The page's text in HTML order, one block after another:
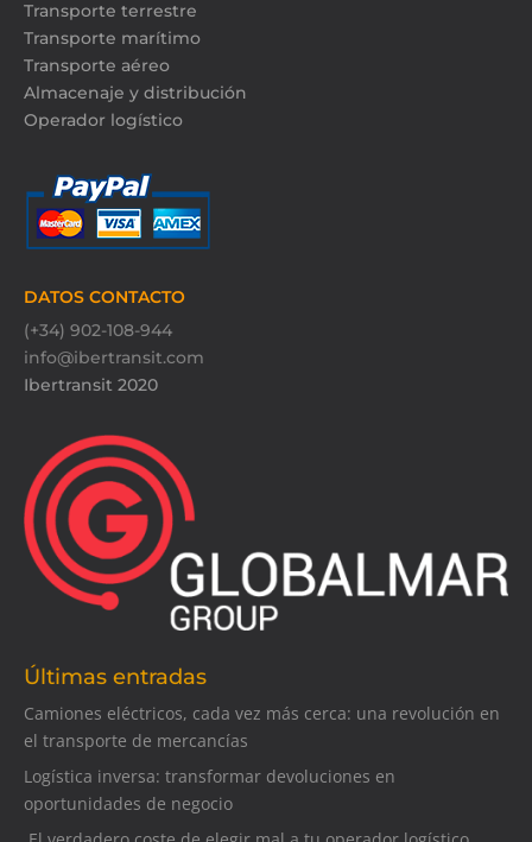
Transporte terrestre
Transporte marítimo
Transporte aéreo
Almacenaje y distribución
Operador logístico
DATOS CONTACTO
(+34) 902-108-944
info@ibertransit.com
Ibertransit 2020
Últimas entradas
Camiones eléctricos, cada vez más cerca: una revolución en
el transporte de mercancías
Logística inversa: transformar devoluciones en
oportunidades de negocio